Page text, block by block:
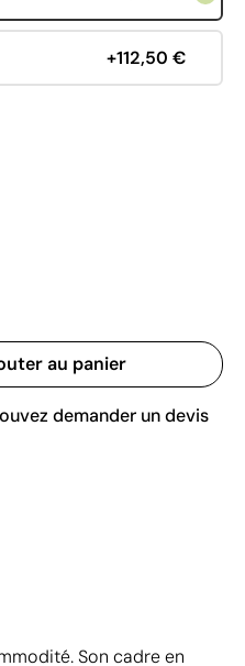
+112,50 €
au panier
demander un devis
Son cadre en